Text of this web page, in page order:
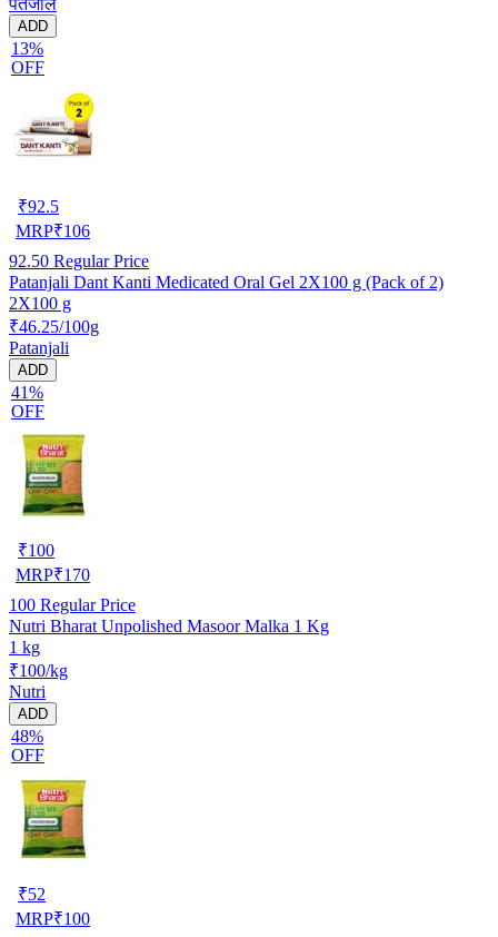
ADD
13%
OFF
₹92.5
MRP₹106
92.50 Regular Price
Patanjali Dant Kanti Medicated Oral Gel 2X100 g (Pack of 2)
2X100 g
₹46.25/100g
Patanjali
ADD
41%
OFF
₹100
MRP₹170
100 Regular Price
Nutri Bharat Unpolished Masoor Malka 1 Kg
1 kg
₹100/kg
Nutri
ADD
48%
OFF
₹52
MRP₹100